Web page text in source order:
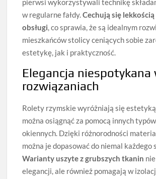
pierwsi wykorzystywali technikę
w regularne fałdy.Cechują się lekkością
obsługi, co sprawia, że są idealnym
mieszkańców stolicy ceniących sobie
estetykę, jak i praktyczność.
Elegancja niespotykana
rozwiązaniach
Rolety rzymskie wyróżniają się
można osiągnąć za pomocą innych
okiennych. Dzięki różnorodności
można je dopasować do niemal
Warianty uszyte z grubszych tkanin
elegancji, ale również pomagają w